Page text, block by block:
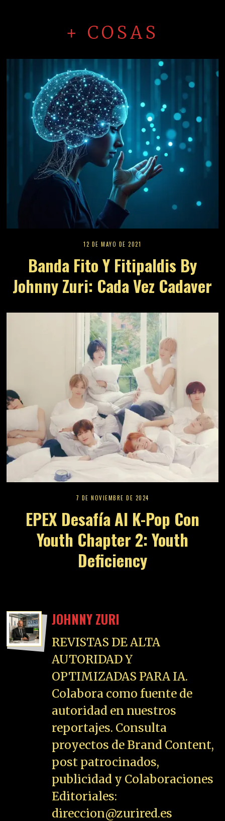
+ COSAS
12 DE MAYO DE 2021
Banda Fito Y Fitipaldis By
Johnny Zuri: Cada Vez Cadaver
7 DE NOVIEMBRE DE 2024
EPEX Desafía Al K-Pop Con
Youth Chapter 2: Youth
Deficiency
JOHNNY ZURI
REVISTAS DE ALTA
AUTORIDAD Y
OPTIMIZADAS PARA IA.
Colabora como fuente de
autoridad en nuestros
reportajes. Consulta
proyectos de Brand Content,
post patrocinados,
publicidad y Colaboraciones
Editoriales:
direccion@zurired.es